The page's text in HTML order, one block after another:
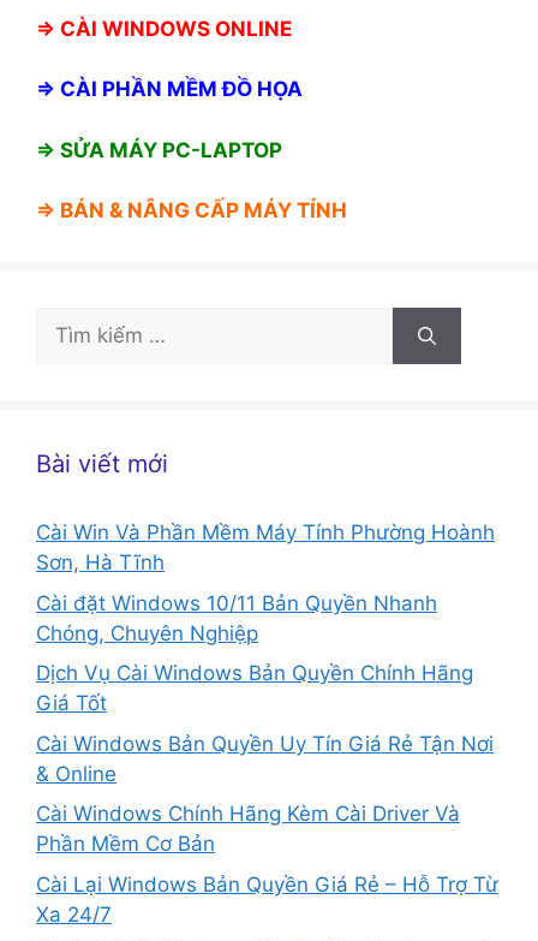
⇒ CÀI WINDOWS ONLINE
⇒ CÀI PHẦN MỀM ĐỒ HỌA
⇒ SỬA MÁY PC-LAPTOP
⇒ BÁN & NÂNG CẤP MÁY TÍNH
Tìm
Bài viết mới
Cài Win Và Phần Mềm Máy Tính Phường Hoành
Sơn, Hà Tĩnh
Cài đặt Windows 10/11 Bản Quyền Nhanh
Chóng, Chuyên Nghiệp
Dịch Vụ Cài Windows Bản Quyền Chính Hãng
Giá Tốt
Cài Windows Bản Quyền Uy Tín Giá Rẻ Tận Nơi
& Online
Cài Windows Chính Hãng Kèm Cài Driver Và
Phần Mềm Cơ Bản
Cài Lại Windows Bản Quyền Giá Rẻ – Hỗ Trợ Từ
Xa 24/7